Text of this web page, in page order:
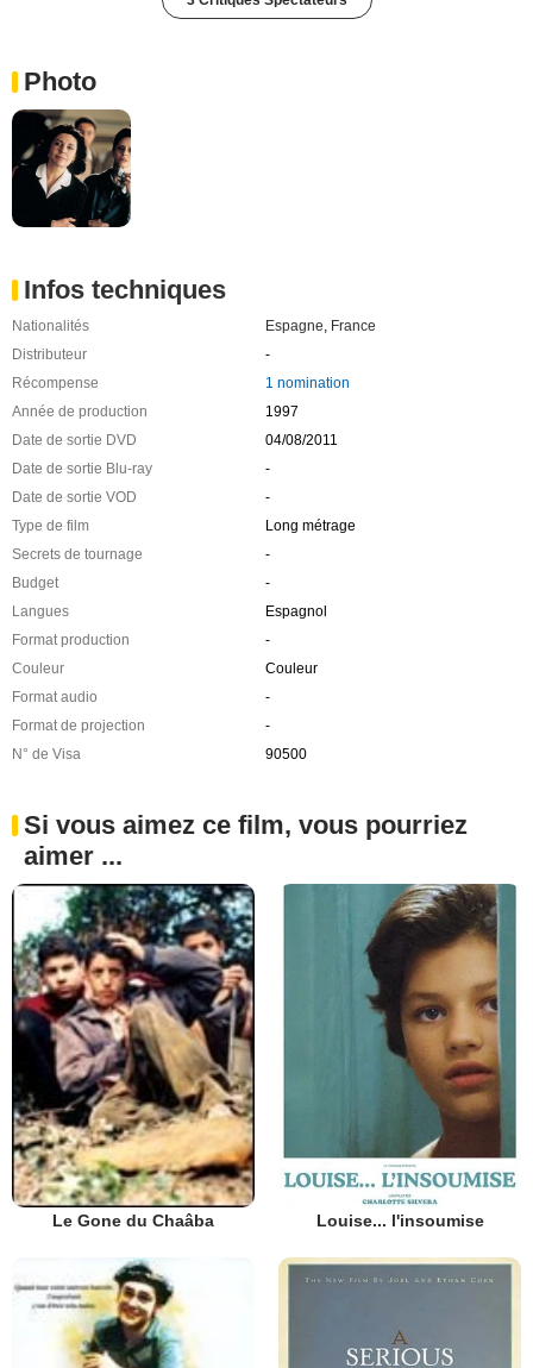
Photo
Infos techniques
Nationalités Espagne, France
Distributeur
-
Récompense
1 nomination
Année de production
1997
Date de sortie DVD
04/08/2011
Date de sortie Blu-ray
-
Date de sortie VOD
-
Type de film
Long métrage
Secrets de tournage
-
Budget
-
Langues
Espagnol
Format production
-
Couleur
Couleur
Format audio
-
Format de projection
-
N° de Visa
90500
Si vous aimez ce film, vous pourriez
aimer ...
Le Gone du Chaâba Louise... l'insoumise